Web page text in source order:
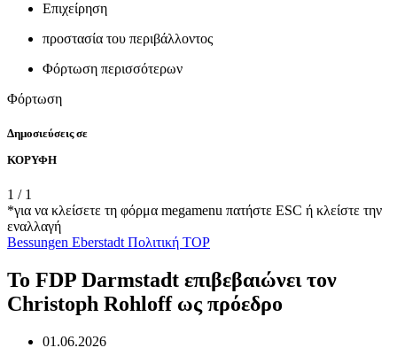
Επιχείρηση
προστασία του περιβάλλοντος
Φόρτωση περισσότερων
Φόρτωση
Δημοσιεύσεις σε
ΚΟΡΥΦΗ
1 / 1
*για να κλείσετε τη φόρμα megamenu πατήστε ESC ή κλείστε την
εναλλαγή
Bessungen Eberstadt Πολιτική TOP
Το FDP Darmstadt επιβεβαιώνει τον
Christoph Rohloff ως πρόεδρο
01.06.2026